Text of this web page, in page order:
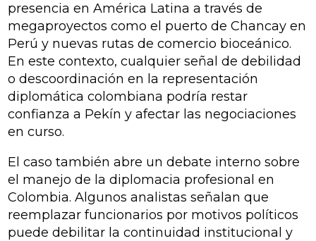
presencia en América Latina a través de
megaproyectos como el puerto de Chancay en
Perú y nuevas rutas de comercio bioceánico.
En este contexto, cualquier señal de debilidad
o descoordinación en la representación
diplomática colombiana podría restar
confianza a Pekín y afectar las negociaciones
en curso.
El caso también abre un debate interno sobre
el manejo de la diplomacia profesional en
Colombia. Algunos analistas señalan que
reemplazar funcionarios por motivos políticos
puede debilitar la continuidad institucional y